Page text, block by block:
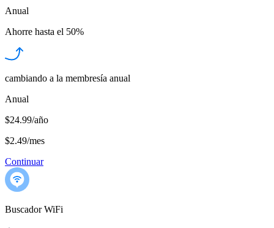
Anual
Ahorre hasta el 50%
cambiando a la membresía anual
Anual
$24.99/año
$2.49/mes
Continuar
Buscador WiFi